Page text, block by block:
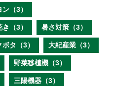
（3）
き（3） 暑さ対策（3）
タ（3） 大紀産業（3）
野菜移植機（3）
三陽機器（3）